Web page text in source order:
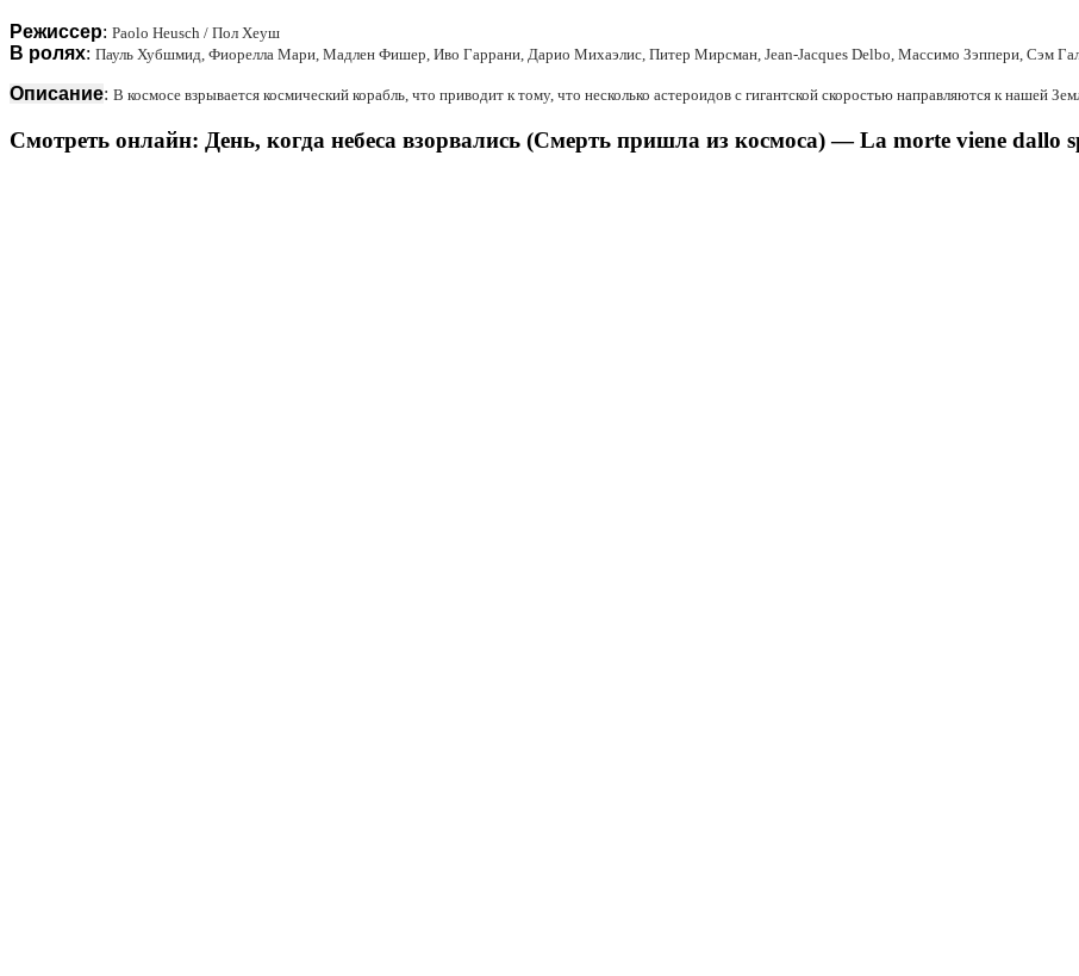
Режиссер: Paolo Heusch / Пол Хеуш
В ролях: Пауль Хубшмид, Фиорелла Мари, Мадлен Фишер, Иво Гаррани, Дарио Михаэлис, Питер Мирсман, Jean-Jacques Delbo, Массимо Зэппери, Сэм
Описание: В космосе взрывается космический корабль, что приводит к тому, что несколько астероидов с гигантской скоростью направляются к нашей
Смотреть онлайн: День, когда небеса взорвались (Смерть пришла из космоса) — La morte viene dallo